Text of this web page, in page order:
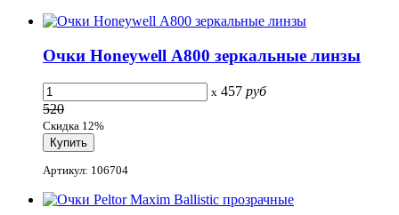
Очки Honeywell А800 зеркальные линзы
x 457 руб
520
Скидка 12%
Артикул: 106704